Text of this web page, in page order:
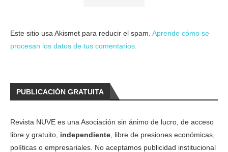
Este sitio usa Akismet para reducir el spam. Aprende cómo se
procesan los datos de tus comentarios.
PUBLICACIÓN GRATUITA
Revista NUVE es una Asociación sin ánimo de lucro, de acceso
libre y gratuito, independiente , libre de presiones económicas,
políticas o empresariales. No aceptamos publicidad institucional